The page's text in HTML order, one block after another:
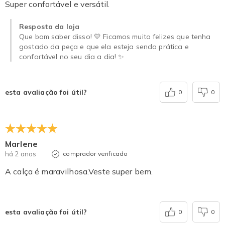
Super confortável e versátil.
Resposta da loja
Que bom saber disso! 💛 Ficamos muito felizes que tenha
gostado da peça e que ela esteja sendo prática e
confortável no seu dia a dia! ✨
esta avaliação foi útil? 0 0
Marlene
há 2 anos comprador verificado
A calça é maravilhosa.Veste super bem.
esta avaliação foi útil? 0 0